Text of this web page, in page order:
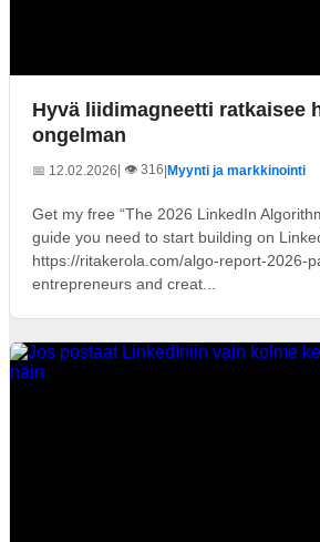
Hyvä liidimagneetti ratkaisee
ongelman
📅 12.02.2026| 👁️ 316 Myynti ja markkinointi
Get my free “The 2026 LinkedIn
guide you need to start building on
https://ritakerola.com/algo-report-2026-
entrepreneurs and creat...